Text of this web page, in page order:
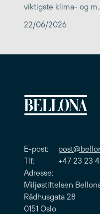
viktigste klima- og
22/06/2026
E-post:
Tlf: +47 23 23
Adresse:
Miljøstiftelsen
Rådhusgata 28
0151 Oslo